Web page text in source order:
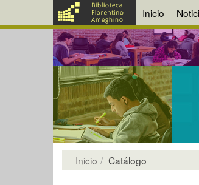
Inicio
Inicio Catálogo